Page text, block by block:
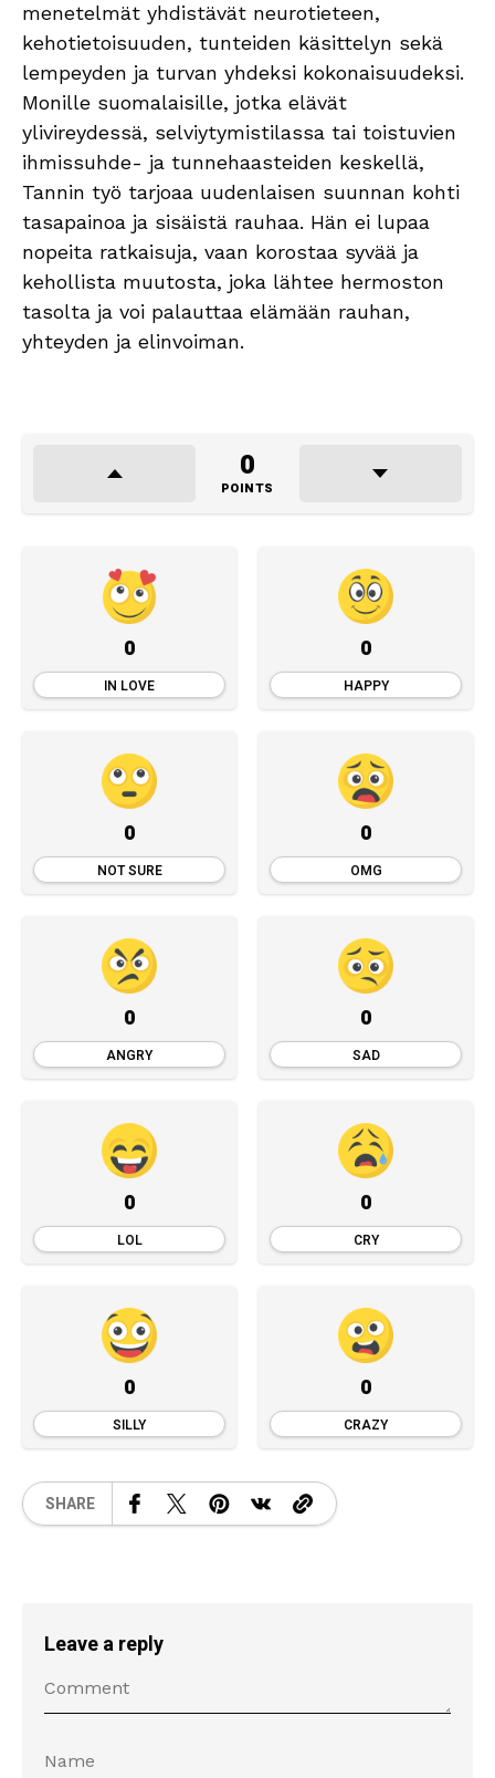
menetelmät yhdistävät neurotieteen,
kehotietoisuuden, tunteiden käsittelyn sekä
lempeyden ja turvan yhdeksi kokonaisuudeksi.
Monille suomalaisille, jotka elävät
ylivireydessä, selviytymistilassa tai toistuvien
ihmissuhde- ja tunnehaasteiden keskellä,
Tannin työ tarjoaa uudenlaisen suunnan kohti
tasapainoa ja sisäistä rauhaa. Hän ei lupaa
nopeita ratkaisuja, vaan korostaa syvää ja
kehollista muutosta, joka lähtee hermoston
tasolta ja voi palauttaa elämään rauhan,
yhteyden ja elinvoiman.
0
POINTS
0
IN LOVE
0
HAPPY
0
NOT SURE
0
OMG
0
ANGRY
0
SAD
0
LOL
0
CRY
0
SILLY
0
CRAZY
SHARE
Leave a reply